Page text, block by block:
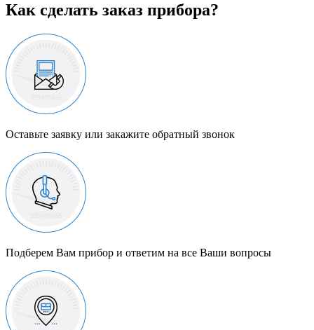
Как сделать заказ прибора?
Оставьте заявку или закажите обратный звонок
Подберем Вам прибор и ответим на все Ваши вопросы